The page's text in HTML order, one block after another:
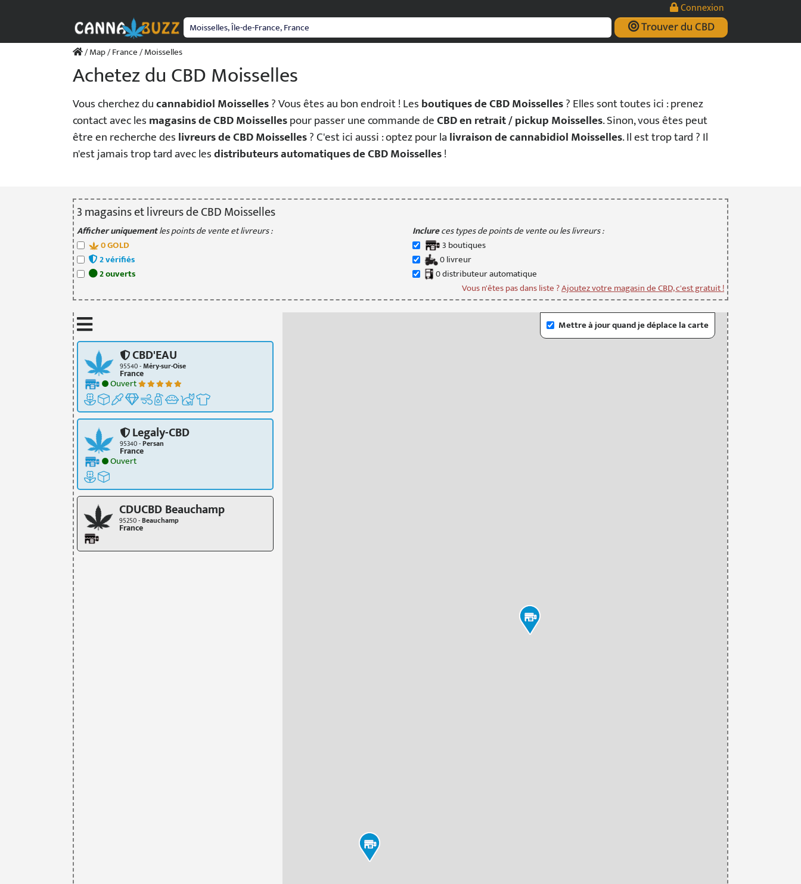
Connexion
Trouver du CBD
/Map/France/ Moisselles
Achetez du CBD Moisselles
Vous cherchez ducannabidiol Moisselles? Vous êtes au bon endroit ! Lesboutiques de CBD Moisselles? Elles sont toutes ici : prenez
contact avec lesmagasins de CBD Moissellespour passer une commande deCBD en retrait / pickup Moisselles. Sinon, vous êtes peut
être en recherche deslivreurs de CBD Moisselles? C'est ici aussi : optez pour lalivraison de cannabidiol Moisselles. Il est trop tard ? Il
n'est jamais trop tard avec lesdistributeurs automatiques de CBD Moisselles!
3magasinset livreursde CBD Moisselles
Afficher uniquementles points de vente et livreurs :
0GOLD
2vérifiés
2ouverts
Inclureces types de points de vente ou les livreurs :
3 boutiques
0livreur
0distributeurautomatique
Vous n'êtes pas dans liste ?Ajoutez votre magasin de CBD, c'est gratuit !
Mettre à jour quand je déplace la carte
CBD'EAU
95540 -Méry-sur-Oise
France
Ouvert
Legaly-CBD
95340 -Persan
France
Ouvert
CDUCBD Beauchamp
95250 -Beauchamp
France